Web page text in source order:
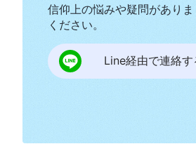
信仰上の悩みや疑問があり
ください。
Line経由で連絡す